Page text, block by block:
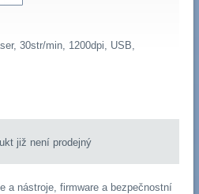
30str/min, 1200dpi, USB,
již není prodejný
a nástroje, firmware a bezpečnostní